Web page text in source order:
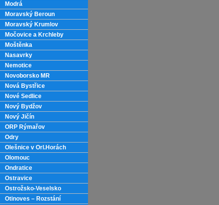
Modrá
Moravský Beroun
Moravský Krumlov
Močovice a Krchleby
Moštěnka
Nasavrky
Nemotice
Novoborsko MR
Nová Bystřice
Nové Sedlice
Nový Bydžov
Nový Jičín
ORP Rýmařov
Odry
Olešnice v Orl.Horách
Olomouc
Ondratice
Ostravice
Ostrožsko-Veselsko
Otinoves – Rozstání